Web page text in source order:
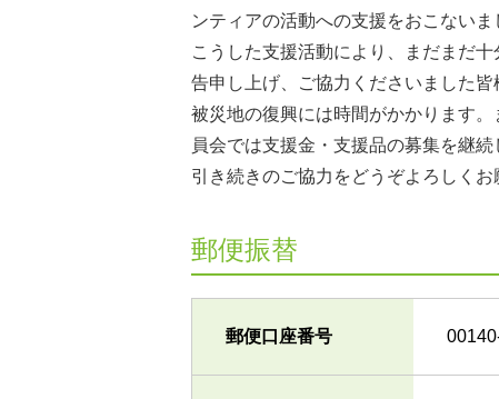
ンティアの活動への支援をおこないま
こうした支援活動により、まだまだ
告申し上げ、ご協力くださいました皆
被災地の復興には時間がかかります
員会では支援金・支援品の募集を継
引き続きのご協力をどうぞよろしく
郵便振替
郵便口座番号